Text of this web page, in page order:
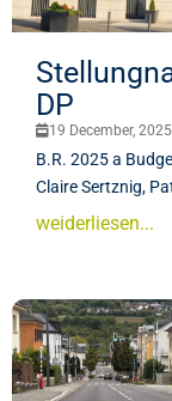
DP
19 December, 2025
B.R. 2025 a
Claire Sertznig,
weiderliesen...